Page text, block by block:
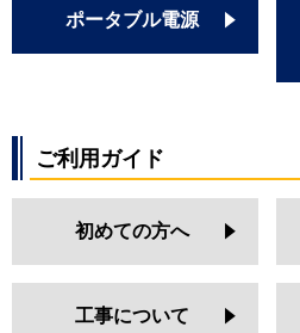
ポータブル電源
ご利用ガイド
初めての方へ
工事について